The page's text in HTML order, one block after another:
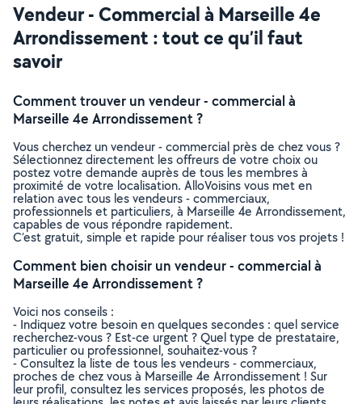
Vendeur - Commercial à Marseille 4e
Arrondissement : tout ce qu’il faut
savoir
Comment trouver un vendeur - commercial à
Marseille 4e Arrondissement ?
Vous cherchez un vendeur - commercial près de chez vous ?
Sélectionnez directement les offreurs de votre choix ou
postez votre demande auprès de tous les membres à
proximité de votre localisation. AlloVoisins vous met en
relation avec tous les vendeurs - commerciaux,
professionnels et particuliers, à Marseille 4e Arrondissement,
capables de vous répondre rapidement.
C’est gratuit, simple et rapide pour réaliser tous vos projets !
Comment bien choisir un vendeur - commercial à
Marseille 4e Arrondissement ?
Voici nos conseils :
- Indiquez votre besoin en quelques secondes : quel service
recherchez-vous ? Est-ce urgent ? Quel type de prestataire,
particulier ou professionnel, souhaitez-vous ?
- Consultez la liste de tous les vendeurs - commerciaux,
proches de chez vous à Marseille 4e Arrondissement ! Sur
leur profil, consultez les services proposés, les photos de